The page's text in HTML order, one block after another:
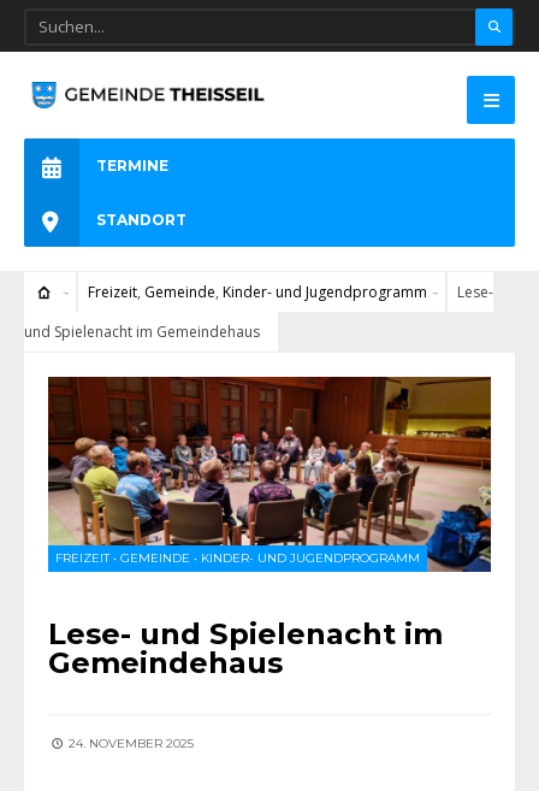
TERMINE
STANDORT
Freizeit, Gemeinde, Kinder- und Jugendprogramm
Lese-
und Spielenacht im Gemeindehaus
FREIZEIT• GEMEINDE • KINDER- UND JUGENDPROGRAMM
Lese- und Spielenacht im
Gemeindehaus
24. NOVEMBER 2025